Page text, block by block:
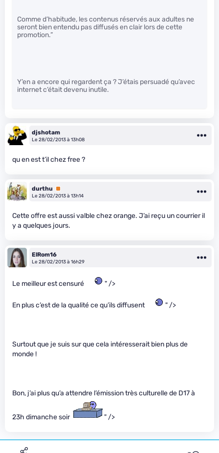
Comme d’habitude, les contenus réservés aux adultes ne
seront bien entendu pas diffusés en clair lors de cette
promotion.”
Y’en a encore qui regardent ça ? J’étais persuadé qu’avec
internet c’était devenu inutile.
djshotam
Le 28/02/2013 à 13h08
qu en est t’il chez free ?
durthu
Premium
Le 28/02/2013 à 13h14
Cette offre est aussi valble chez orange. J’ai reçu un courrier il
y a quelques jours.
ElRom16
Le 28/02/2013 à 16h29
Le meilleur est censuré " />
En plus c’est de la qualité ce qu’ils diffusent " />
Surtout que je suis sur que cela intéresserait bien plus de
monde !
Bon, j’ai plus qu’a attendre l’émission très culturelle de D17 à
23h dimanche soir " />